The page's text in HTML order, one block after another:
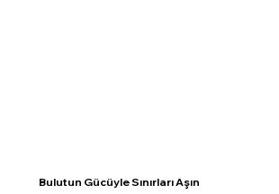
Bulutun Gücüyle Sınırları Aşın